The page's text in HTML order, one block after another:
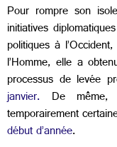
Pour rompre son
initiatives
politiques à
l’Homme, elle a
processus de levée
janvier. De même,
temporairement
début d’année.